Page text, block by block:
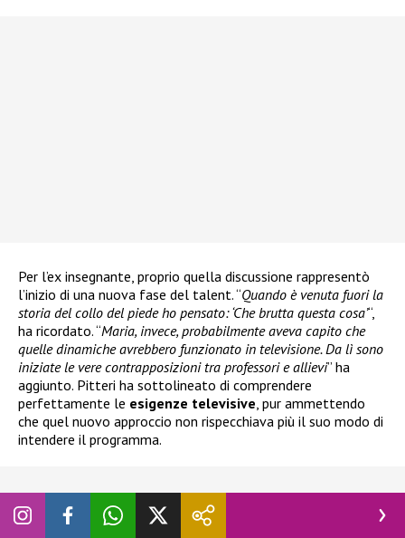
Per l’ex insegnante, proprio quella discussione rappresentò
l’inizio di una nuova fase del talent. “Quando è venuta fuori la
storia del collo del piede ho pensato: ‘Che brutta questa cosa’“,
ha ricordato. “Maria, invece, probabilmente aveva capito che
quelle dinamiche avrebbero funzionato in televisione. Da lì sono
iniziate le vere contrapposizioni tra professori e allievi” ha
aggiunto. Pitteri ha sottolineato di comprendere
perfettamente le esigenze televisive , pur ammettendo
che quel nuovo approccio non rispecchiava più il suo modo di
intendere il programma.